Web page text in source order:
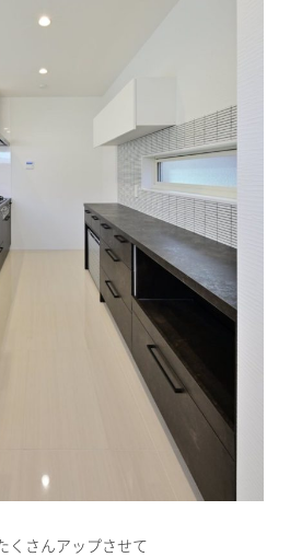
くさんアップさせて